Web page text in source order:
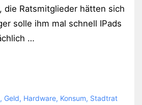
die Ratsmitglieder hätten sich
solle ihm mal schnell IPads
…
, Geld, Hardware, Konsum, Stadtrat